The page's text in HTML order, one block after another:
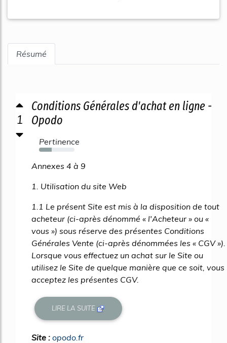
Résumé
1
Conditions Générales d'achat en ligne -
Opodo
Pertinence
36%
Annexes 4 à 9
1. Utilisation du site Web
1.1 Le présent Site est mis à la disposition de tout
acheteur (ci-après dénommé « l'Acheteur » ou «
vous ») sous réserve des présentes Conditions
Générales Vente (ci-après dénommées les « CGV »).
Lorsque vous effectuez un achat sur le Site ou
utilisez le Site de quelque manière que ce soit, vous
acceptez les présentes CGV.
LIRE LA SUITE
Site : opodo.fr